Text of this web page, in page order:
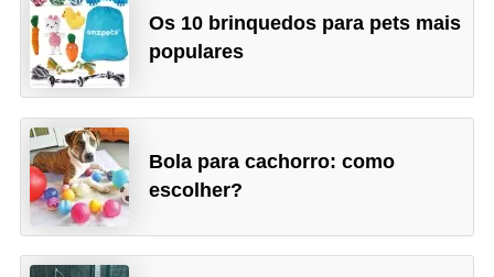
Os 10 brinquedos para pets mais
populares
Bola para cachorro: como
escolher?
e
t
s
h
o
p
s
P